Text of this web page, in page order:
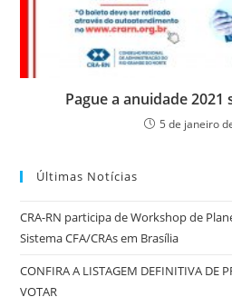
Pague a anuidade 2021
5 de janeiro
Últimas Notícias
CRA-RN participa de Workshop de
Sistema CFA/CRAs em Brasília
CONFIRA A LISTAGEM DEFINITIVA DE
VOTAR